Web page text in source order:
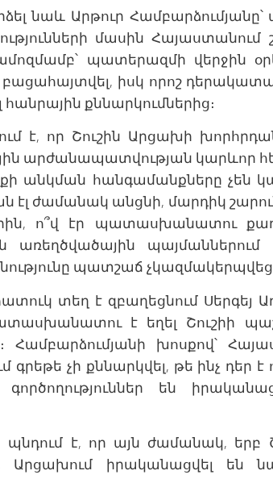
նաև Արթուր Համբարձումյանը՝
մասին
պատերազմի վերջին
իսկ որոշ
քննարկումներից։
է, որ Շուշին Արցախի
արժանապատվության կարևոր
անկման հանգամանքները չեն
էլ ժամանակ անցնի, մարդիկ
ո՞վ էր պատասխանատու
առեղծվածային
պատշաճ
տեղ է զբաղեցնում Սերգեյ
է եղել Շուշիի
Համբարձումյանի խոսքով՝
չի քննարկվել, թե ինչ դեր
են
պնդում է, որ այն ժամանակ,
Արցախում իրականացվել են